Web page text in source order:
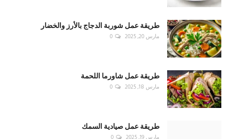
طريقة عمل شوربة الدجاج بالأرز والخضار
مارس 20, 2025 0
طريقة عمل شاورما اللحمة
مارس 18, 2025 0
طريقة عمل صيادية السمك